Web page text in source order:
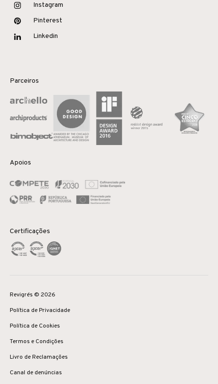
Instagram
Pinterest
Linkedin
Parceiros
Apoios
Certificações
Revigrés © 2026
Política de Privacidade
Política de Cookies
Termos e Condições
Livro de Reclamações
Canal de denúncias